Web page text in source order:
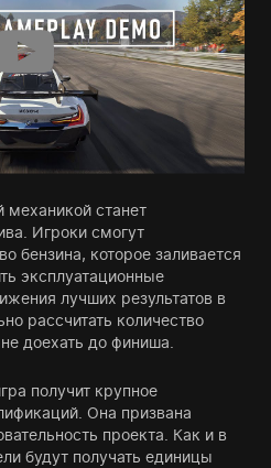
механикой станет
Игроки смогут
бензина, которое заливается
эксплуатационные
лучших результатов в
рассчитать количество
доехать до финиша.
получит крупное
Она призвана
проекта. Как и в
будут получать единицы